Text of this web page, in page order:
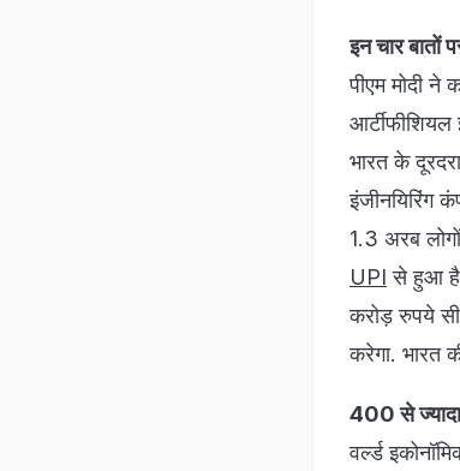
इन चार बातों
पीएम मोदी
भारत के
इंजीनयिरिंग
1.3 अरब
UPI से हुआ है.
करोड़ रुपये
करेगा. भारत
400 से ज्यादा
वर्ल्ड